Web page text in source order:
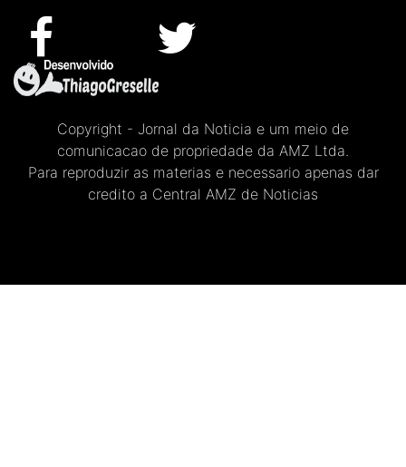
Copyright - Jornal da Noticia e um meio de
comunicacao de propriedade da AMZ Ltda.
Para reproduzir as materias e necessario apenas dar
credito a Central AMZ de Noticias